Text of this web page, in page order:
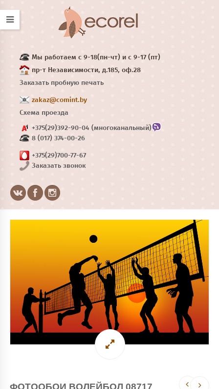
Мы работаем с 9-18(пн-чт) и с 9-17 (пт)
пр-т Независимости, д.185, оф.28
Заказать пробную печать
zakaz@comint.by
Схема проезда
+375(29)392-90-04 (многоканальный)
8 (017) 374-00-26
+375(29)700-77-67
Заказать звонок
ФОТООБОИ ВОЛЕЙБОЛ 08717